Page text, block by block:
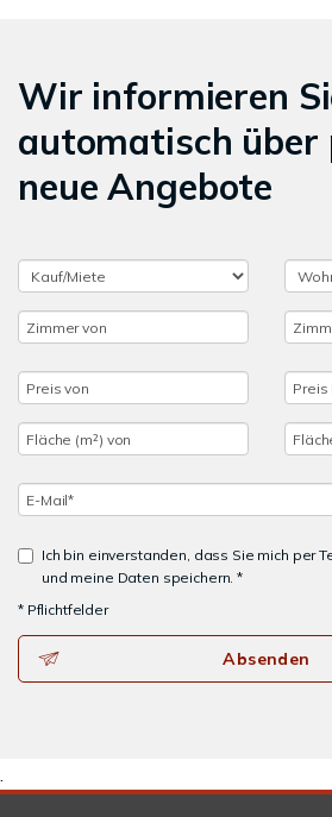
Wir informieren
automatisch über
neue Angebote
Ich bin einverstanden, dass Sie mich per
und meine Daten speichern. *
* Pflichtfelder
Absenden
.